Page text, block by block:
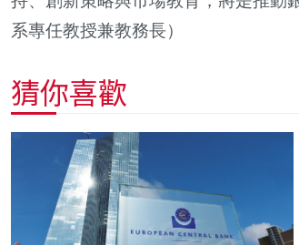
系專任教授兼教務長）
猜你喜歡